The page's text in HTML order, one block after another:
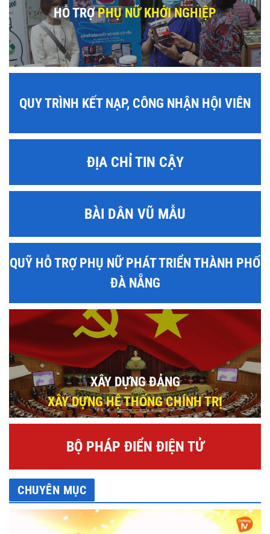
HỖ TRỢPHỤ NỮ KHỞI NGHIỆP
QUY TRÌNH KẾT NẠP, CÔNG NHẬN HỘI VIÊN
ĐỊA CHỈ TIN CẬY
BÀI DÂN VŨ MẪU
QUỸ HỖ TRỢ PHỤ NỮ PHÁT TRIỂN THÀNH PHỐ
ĐÀ NẴNG
XÂY DỰNG ĐẢNG
XÂY DỰNG HỆ THỐNG CHÍNH TRỊ
BỘ PHÁP ĐIỂN ĐIỆN TỬ
CHUYÊN MỤC